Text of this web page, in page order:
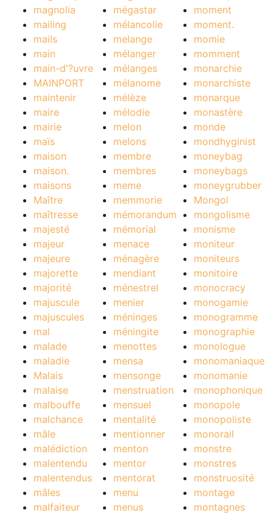
magnolia
mailing
mails
main
main-d'?uvre
MAINPORT
maintenir
maire
mairie
maïs
maison
maison.
maisons
Maître
maîtresse
majesté
majeur
majeure
majorette
majorité
majuscule
majuscules
mal
malade
maladie
Malais
malaise
malbouffe
malchance
mâle
malédiction
malentendu
malentendus
mâles
malfaiteur
mégastar
mélancolie
melange
mélanger
mélanges
mélanome
mélèze
mélodie
melon
melons
membre
membres
meme
memmorie
mémorandum
mémorial
menace
ménagère
mendiant
ménestrel
menier
méninges
méningite
menottes
mensa
mensonge
menstruation
mensuel
mentalité
mentionner
menton
mentor
mentorat
menu
menus
moment
moment.
momie
momment
monarchie
monarchiste
monarque
monastère
monde
mondhyginist
moneybag
moneybags
moneygrubber
Mongol
mongolisme
monisme
moniteur
moniteurs
monitoire
monocracy
monogamie
monogramme
monographie
monologue
monomaniaque
monomanie
monophonique
monopole
monopoliste
monorail
monstre
monstres
monstruosité
montage
montagnes